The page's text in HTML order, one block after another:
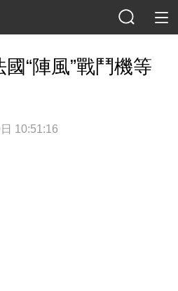
“陣風”戰鬥機等
10:51:16